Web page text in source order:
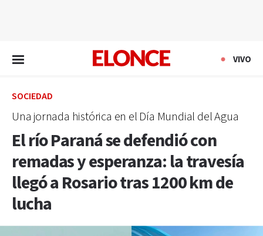
VIVO
SOCIEDAD
Una jornada histórica en el Día Mundial del Agua
El río Paraná se defendió con
remadas y esperanza: la travesía
llegó a Rosario tras 1200 km de
lucha